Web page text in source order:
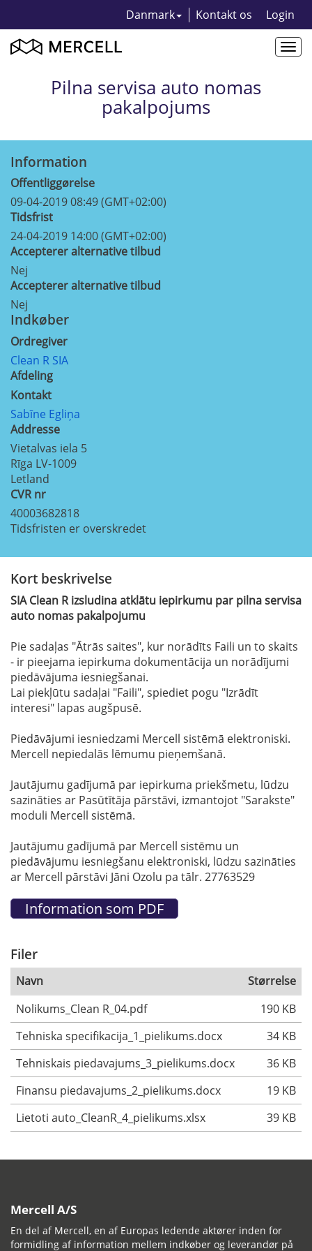
Danmark Kontakt os Login
Pilna servisa auto nomas
pakalpojums
Information
Offentliggørelse
09-04-2019 08:49 (GMT+02:00)
Tidsfrist
24-04-2019 14:00 (GMT+02:00)
Accepterer alternative tilbud
Nej
Accepterer alternative tilbud
Nej
Indkøber
Ordregiver
Clean R SIA
Afdeling
Kontakt
Sabīne Egliņa
Addresse
Vietalvas iela 5
Rīga LV-1009
Letland
CVR nr
40003682818
Tidsfristen er overskredet
Kort beskrivelse
SIA Clean R izsludina atklātu iepirkumu par pilna servisa
auto nomas pakalpojumu
Pie sadaļas "Ātrās saites", kur norādīts Faili un to skaits
- ir pieejama iepirkuma dokumentācija un norādījumi
piedāvājuma iesniegšanai.
Lai piekļūtu sadaļai "Faili", spiediet pogu "Izrādīt
interesi" lapas augšpusē.
Piedāvājumi iesniedzami Mercell sistēmā elektroniski.
Mercell nepiedalās lēmumu pieņemšanā.
Jautājumu gadījumā par iepirkuma priekšmetu, lūdzu
sazināties ar Pasūtītāja pārstāvi, izmantojot "Sarakste"
moduli Mercell sistēmā.
Jautājumu gadījumā par Mercell sistēmu un
piedāvājumu iesniegšanu elektroniski, lūdzu sazināties
ar Mercell pārstāvi Jāni Ozolu pa tālr. 27763529
Filer
Navn
Størrelse
Nolikums_Clean R_04.pdf
190 KB
Tehniska specifikacija_1_pielikums.docx
34 KB
Tehniskais piedavajums_3_pielikums.docx
36 KB
Finansu piedavajums_2_pielikums.docx
19 KB
Lietoti auto_CleanR_4_pielikums.xlsx
39 KB
Mercell A/S
En del af Mercell, en af Europas ledende aktører inden for
formidling af information mellem indkøber og leverandør på